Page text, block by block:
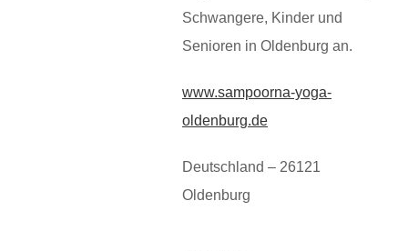
Schwangere, Kinder und
Senioren in Oldenburg an.
www.sampoorna-yoga-
oldenburg.de
Deutschland – 26121
Oldenburg